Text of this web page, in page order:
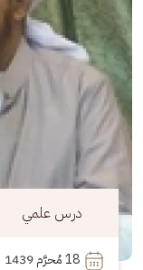
درس علمي
18